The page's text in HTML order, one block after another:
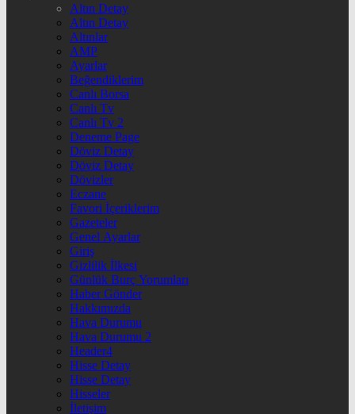
Altın Detay
Altın Detay
Altınlar
AMP
Ayarlar
Beğendiklerim
Canlı Borsa
Canlı Tv
Canlı Tv 2
Deneme Page
Döviz Detay
Döviz Detay
Dövizler
Eczane
Favori İçeriklerim
Gazeteler
Genel Ayarlar
Giriş
Gizlilik İlkesi
Günlük Burç Yorumları
Haber Gönder
Hakkımızda
Hava Durumu
Hava Durumu 2
Header4
Hisse Detay
Hisse Detay
Hisseler
İletişim